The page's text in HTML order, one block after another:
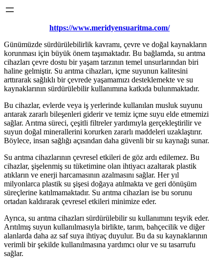
https://www.meridyensuaritma.com/
Günümüzde sürdürülebilirlik kavramı, çevre ve doğal kaynakların
korunması için büyük önem taşımaktadır. Bu bağlamda, su arıtma
cihazları çevre dostu bir yaşam tarzının temel unsurlarından biri
haline gelmiştir. Su arıtma cihazları, içme suyunun kalitesini
arttırarak sağlıklı bir çevrede yaşamamızı desteklemekte ve su
kaynaklarının sürdürülebilir kullanımına katkıda bulunmaktadır.
Bu cihazlar, evlerde veya iş yerlerinde kullanılan musluk suyunu
arıtarak zararlı bileşenleri giderir ve temiz içme suyu elde etmemizi
sağlar. Arıtma süreci, çeşitli filtreler yardımıyla gerçekleştirilir ve
suyun doğal minerallerini korurken zararlı maddeleri uzaklaştırır.
Böylece, insan sağlığı açısından daha güvenli bir su kaynağı sunar.
Su arıtma cihazlarının çevresel etkileri de göz ardı edilemez. Bu
cihazlar, şişelenmiş su tüketimine olan ihtiyacı azaltarak plastik
atıkların ve enerji harcamasının azalmasını sağlar. Her yıl
milyonlarca plastik su şişesi doğaya atılmakta ve geri dönüşüm
süreçlerine katılmamaktadır. Su arıtma cihazları ise bu sorunu
ortadan kaldırarak çevresel etkileri minimize eder.
Ayrıca, su arıtma cihazları sürdürülebilir su kullanımını teşvik eder.
Arıtılmış suyun kullanılmasıyla birlikte, tarım, bahçecilik ve diğer
alanlarda daha az saf suya ihtiyaç duyulur. Bu da su kaynaklarının
verimli bir şekilde kullanılmasına yardımcı olur ve su tasarrufu
sağlar.